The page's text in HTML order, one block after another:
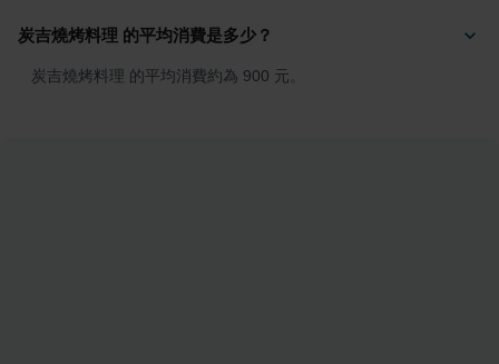
炭吉燒烤料理 的平均消費是多少？
炭吉燒烤料理 的平均消費約為 900 元。